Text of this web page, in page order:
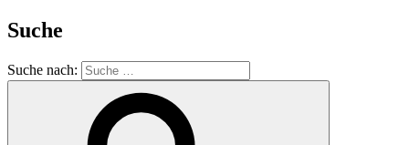
Suche
Suche nach: